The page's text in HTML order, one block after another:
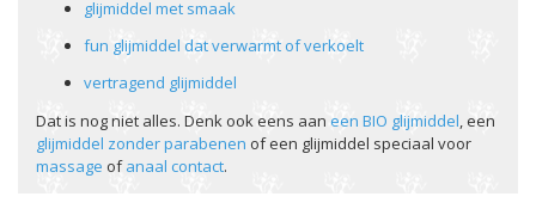
glijmiddel met smaak
fun glijmiddel dat verwarmt of verkoelt
vertragend glijmiddel
Dat is nog niet alles. Denk ook eens aan een BIO glijmiddel, een
glijmiddel zonder parabenen of een glijmiddel speciaal voor
massage ofanaal contact.